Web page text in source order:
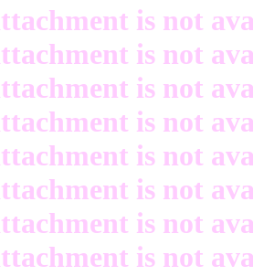
is not
is not
is not
is not
is not
is not
is not
is not